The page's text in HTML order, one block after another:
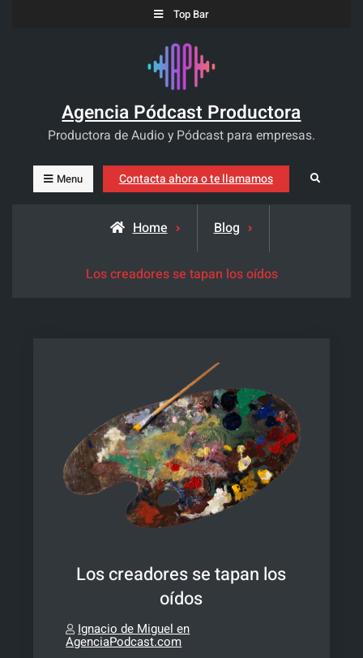
Top Bar
Agencia Pódcast Productora
Productora de Audio y Pódcast para empresas.
Menu Search
Contacta ahora o te llamamos
Home Blog
Los creadores se tapan los oídos
Los creadores se tapan los
oídos
Ignacio de Miguel en
AgenciaPodcast.com